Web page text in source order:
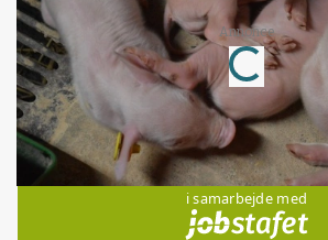
Annonce
Loading...
Jobs
i samarbejde med